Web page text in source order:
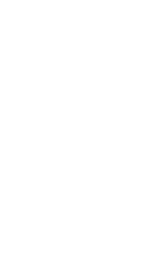
Benaja, de
dapper
daden
Ariël uit
lag, liet hij
Verder
grote man.
maar Benaja
hem de lans